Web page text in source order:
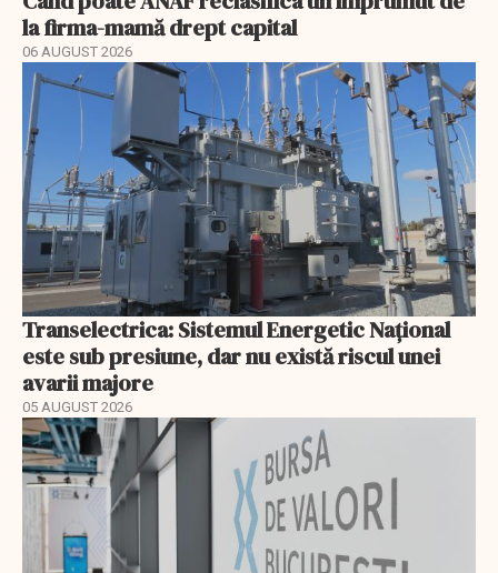
la firma-mamă drept capital
06 AUGUST 2026
Transelectrica: Sistemul Energetic Național
este sub presiune, dar nu există riscul unei
avarii majore
05 AUGUST 2026